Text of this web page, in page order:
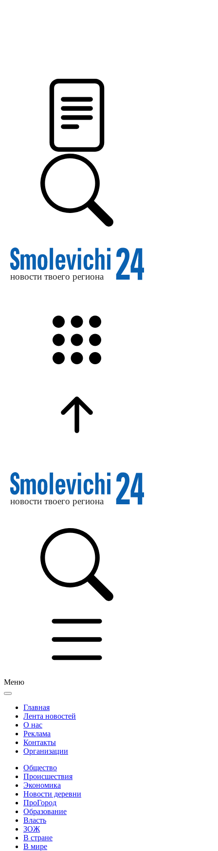
Меню
Главная
Лента новостей
О нас
Реклама
Контакты
Организации
Общество
Происшествия
Экономика
Новости деревни
ПроГород
Образование
Власть
ЗОЖ
В стране
В мире